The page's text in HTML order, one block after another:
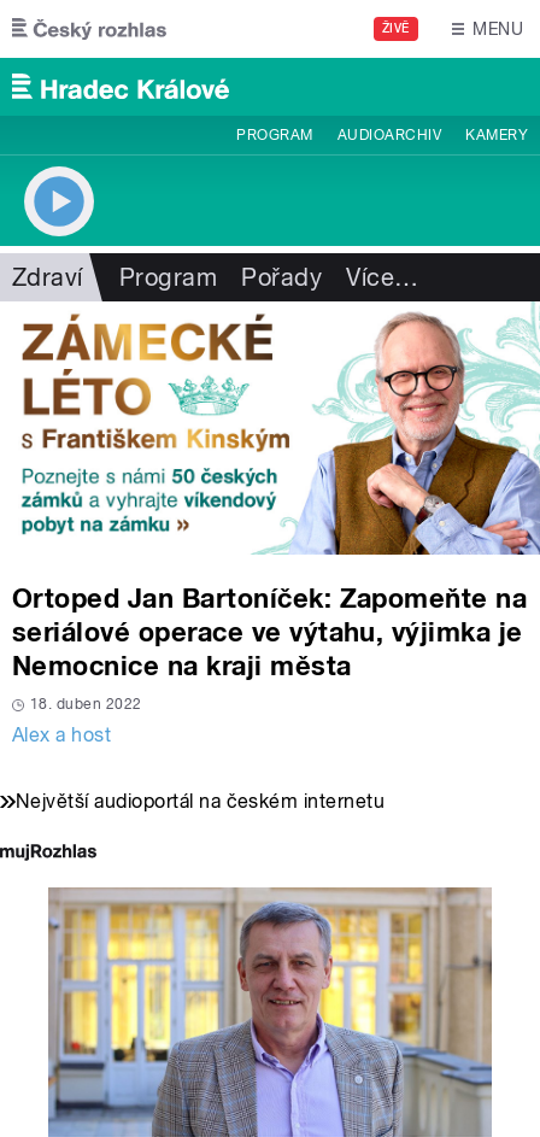
Přejít k hlavnímu obsahu
ŽIVĚ MENU
PROGRAM AUDIOARCHIV KAMERY
Zdraví Program Pořady Více…
Ortoped Jan Bartoníček: Zapomeňte na
seriálové operace ve výtahu, výjimka je
Nemocnice na kraji města
18. duben 2022
Alex a host
Největší audioportál na českém internetu